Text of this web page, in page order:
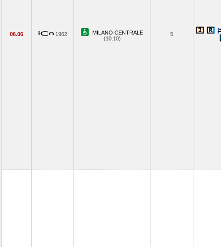
06.06 1962
MILANO CENTRALE
(10.10)
5